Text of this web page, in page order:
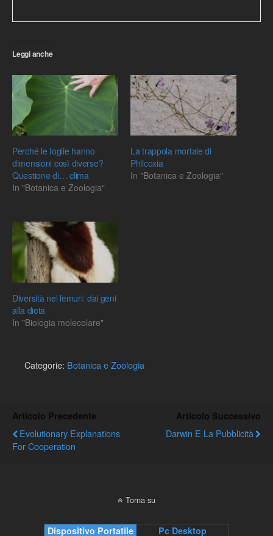
Leggi anche
Perché le foglie hanno
dimensioni così diverse?
Questione di… clima
In "Botanica e Zoologia"
La trappola mortale di
Philcoxia
In "Botanica e Zoologia"
Diversità nei lemuri: dai geni
alla dieta
In "Biologia molecolare"
Categorie: Botanica e Zoologia
Articolo Precedente
Evolutionary Explanations
For Cooperation
Articolo Successivo
Darwin E La Pubblicità
Torna su
Dispositivo Portatile Pc Desktop